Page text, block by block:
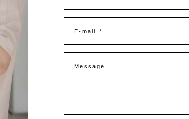
E-mail *
Message